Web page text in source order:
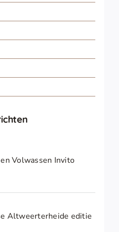
Volwassen Invito
Altweerterheide editie